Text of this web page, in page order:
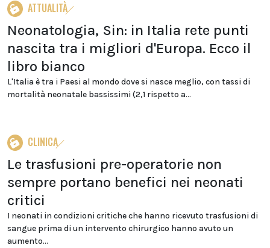
ATTUALITÀ
Neonatologia, Sin: in Italia rete punti
nascita tra i migliori d'Europa. Ecco il
libro bianco
L'Italia è tra i Paesi al mondo dove si nasce meglio, con tassi di
mortalità neonatale bassissimi (2,1 rispetto a...
CLINICA
Le trasfusioni pre-operatorie non
sempre portano benefici nei neonati
critici
I neonati in condizioni critiche che hanno ricevuto trasfusioni di
sangue prima di un intervento chirurgico hanno avuto un
aumento...